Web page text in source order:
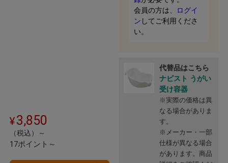
3,850
（税込）～
17ポイント～
会員の方は、
ログイ
ン してご利用くださ
い。
代替品はこちら
ナビスト うがい
受け容器
※実際の価格は異
なる場合がありま
す。
※メーカー・一部
仕様が異なる場合
があります。商品